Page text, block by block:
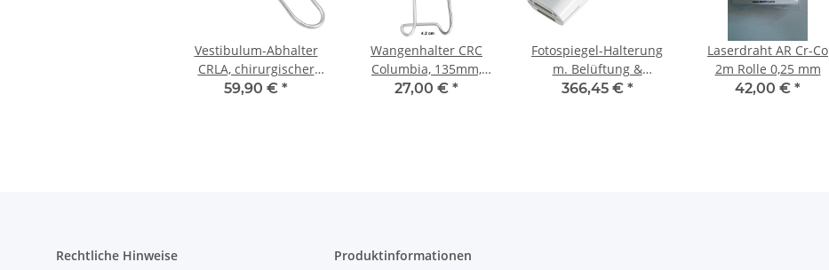
Vestibulum-Abhalter
CRLA, chirurgischer
Edelstahl
59,90 € *
Wangenhalter CRC
Columbia, 135mm,
chirurgischer Edelstahl
27,00 € *
Fotospiegel-Halterung
m. Belüftung &
Beleuchtung
366,45 € *
Laserdraht AR Cr-Co
2m Rolle 0,25 mm
42,00 € *
Rechtliche Hinweise Produktinformationen